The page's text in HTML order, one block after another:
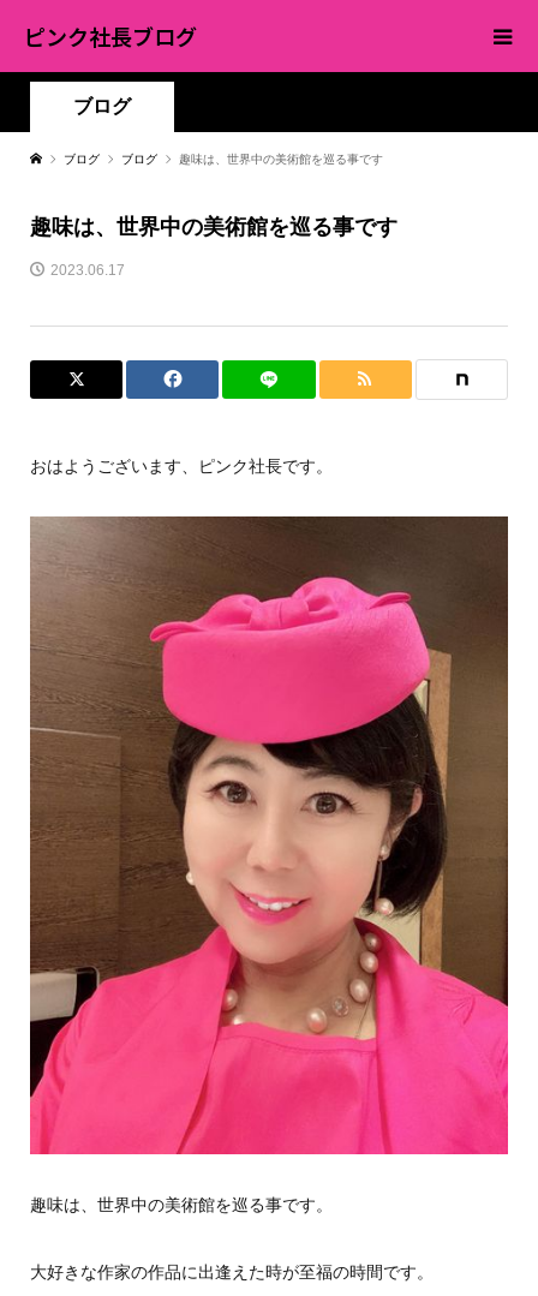
ピンク社長ブログ
ブログ
ブログ ブログ 趣味は、世界中の美術館を巡る事です
趣味は、世界中の美術館を巡る事です
2023.06.17
おはようございます、ピンク社長です。
趣味は、世界中の美術館を巡る事です。
大好きな作家の作品に出逢えた時が至福の時間です。